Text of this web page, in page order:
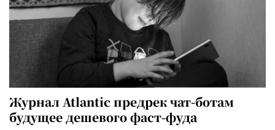
Журнал Atlantic предрек чат-ботам
будущее дешевого фаст-фуда